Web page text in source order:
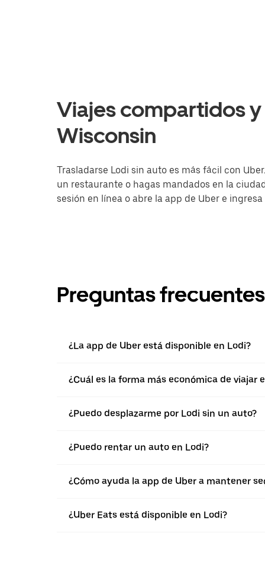
Viajes compartidos
Wisconsin
Trasladarse Lodi sin auto es más fácil con
un restaurante o hagas mandados en la
sesión en línea o abre la app de Uber e
Preguntas frecuentes
¿La app de Uber está disponible en Lodi?
¿Cuál es la forma más económica de viajar
¿Puedo desplazarme por Lodi sin un auto?
¿Puedo rentar un auto en Lodi?
¿Cómo ayuda la app de Uber a mantener
¿Uber Eats está disponible en Lodi?